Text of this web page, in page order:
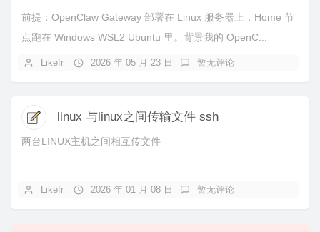
前提：OpenClaw Gateway 部署在 Linux 服务器上，Home 节
点跑在 Windows WSL2 Ubuntu 里。背景我的 OpenC...
Likefr 2026 年 05 月 23 日 暂无评论
linux 与linux之间传输文件 ssh
两台LINUX主机之间相互传文件
Likefr 2026 年 01 月 08 日 暂无评论